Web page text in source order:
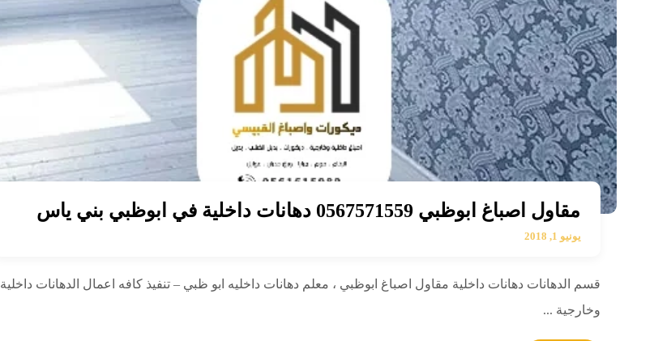
مقاول اصباغ ابوظبي 0567571559 دهانات داخلية في ابوظبي بني ياس
يونيو 1, 2018
قسم الدهانات دهانات داخلية مقاول اصباغ ابوظبي ، معلم دهانات داخليه ابو ظبي – تنفيذ كافه اعمال الدهانات داخلية
وخارجية ...